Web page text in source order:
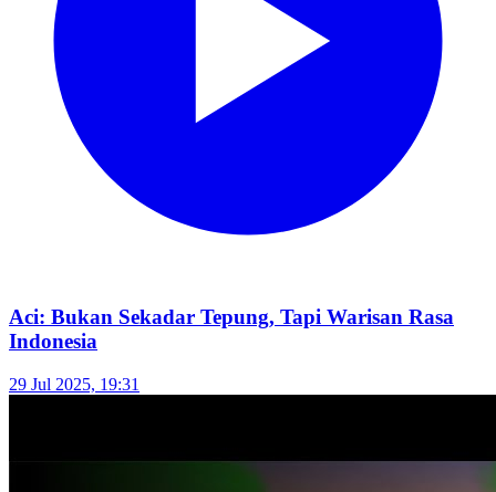
Aci: Bukan Sekadar Tepung, Tapi Warisan Rasa
Indonesia
29 Jul 2025, 19:31